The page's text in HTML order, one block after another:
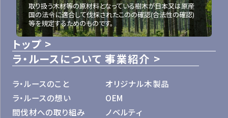
トップ
ラ・ルースについて
ラ・ルースのこと
ラ・ルースの想い
間伐材への取り組み
事業紹介
オリジナル木製品
OEM
ノベルティ
取り扱う木材等の原材料となっている樹木が日本又は原産
国の法令に適合して伐採されたこのの確認(合法性の確認)
等を規定するためのものです。